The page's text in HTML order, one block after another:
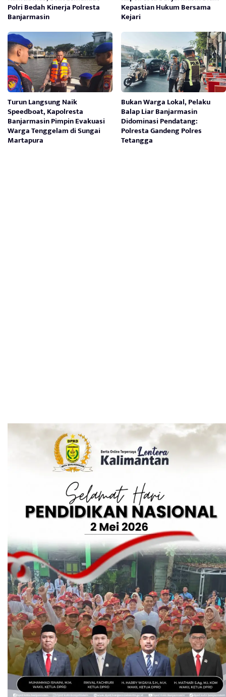
Polri Bedah Kinerja Polresta
Banjarmasin
Kepastian Hukum Bersama
Kejari
Turun Langsung Naik
Speedboat, Kapolresta
Banjarmasin Pimpin Evakuasi
Warga Tenggelam di Sungai
Martapura
Bukan Warga Lokal, Pelaku
Balap Liar Banjarmasin
Didominasi Pendatang:
Polresta Gandeng Polres
Tetangga